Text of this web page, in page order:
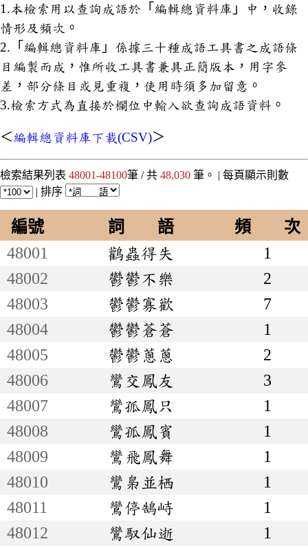
1.本檢索用以查詢成語於「編輯總資料庫」中，收錄
情形及頻次。
2.「編輯總資料庫」係據三十種成語工具書之成語條
目編製而成，惟所收工具書兼具正簡版本，用字參
差，部分條目或見重複，使用時須多加留意。
3.檢索方式為直接於欄位中輸入欲查詢成語資料。
＜編輯總資料庫下載(CSV)＞
檢索結果列表 48001-48100筆 / 共 48,030 筆。 | 每頁顯示則數
| 排序
編號 詞 語
頻 次
48001
鸛蟲得失
1
48002
鬱鬱不樂
2
48003
鬱鬱寡歡
7
48004
鬱鬱蒼蒼
1
48005
鬱鬱蔥蔥
2
48006
鸞交鳳友
3
48007
鸞孤鳳只
1
48008
鸞孤鳳賓
1
48009
鸞飛鳳舞
1
48010
鸞梟並栖
1
48011
鸞停鵠峙
1
48012
鸞馭仙逝
1